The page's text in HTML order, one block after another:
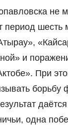
не
период шесть
и
При
борьбу
одна